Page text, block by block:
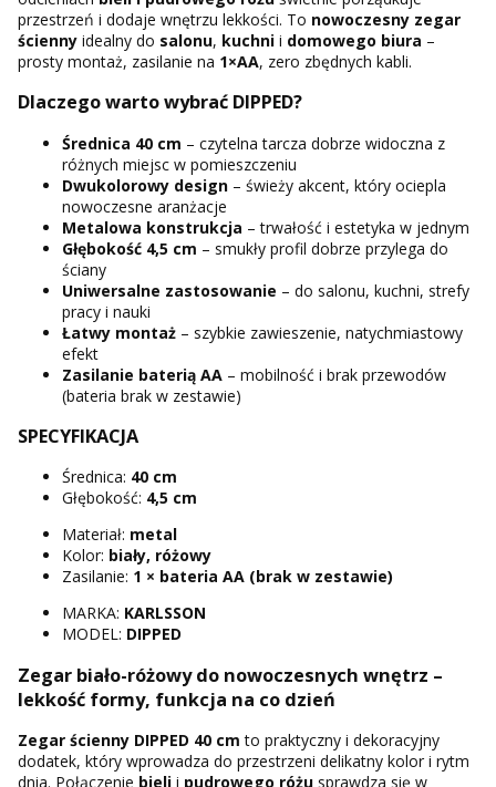
przestrzeń i dodaje wnętrzu lekkości. To nowoczesny zegar
ścienny idealny do salonu, kuchni i domowego biura –
prosty montaż, zasilanie na 1×AA, zero zbędnych kabli.
Dlaczego warto wybrać DIPPED?
Średnica 40 cm – czytelna tarcza dobrze widoczna z
różnych miejsc w pomieszczeniu
Dwukolorowy design – świeży akcent, który ociepla
nowoczesne aranżacje
Metalowa konstrukcja – trwałość i estetyka w jednym
Głębokość 4,5 cm – smukły profil dobrze przylega do
ściany
Uniwersalne zastosowanie – do salonu, kuchni, strefy
pracy i nauki
Łatwy montaż – szybkie zawieszenie, natychmiastowy
efekt
Zasilanie baterią AA – mobilność i brak przewodów
(bateria brak w zestawie)
SPECYFIKACJA
Średnica: 40 cm
Głębokość: 4,5 cm
Materiał: metal
Kolor: biały, różowy
Zasilanie: 1 × bateria AA (brak w zestawie)
MARKA: KARLSSON
MODEL: DIPPED
Zegar biało-różowy do nowoczesnych wnętrz –
lekkość formy, funkcja na co dzień
Zegar ścienny DIPPED 40 cm to praktyczny i dekoracyjny
dodatek, który wprowadza do przestrzeni delikatny kolor i rytm
dnia. Połączenie bieli i pudrowego różu sprawdza się w